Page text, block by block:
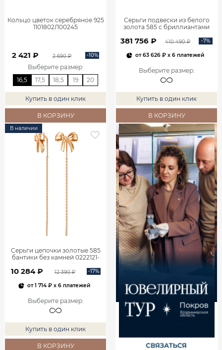
Кольцо цветок серебряное 925
1101802Л00245
2 421 ₽ 2 690 ₽ -10%
Выберите размер:
16,5
17,5 18,5 19 20
Купить в один клик
В КОРЗИНУ
Серьги подвески из белого
золота 585 с бриллиантами
381 756 ₽ 410 490 ₽ -7%
от63 626 ₽x 6 платежей
Выберите размер:
Купить в один клик
В КОРЗИНУ
В наличии
Серьги цепочки золотые 585
бантики без камней 0222121-
10 284 ₽ 12 390 ₽ -17%
от1 714 ₽x 6 платежей
Выберите размер:
Купить в один клик
В КОРЗИНУ